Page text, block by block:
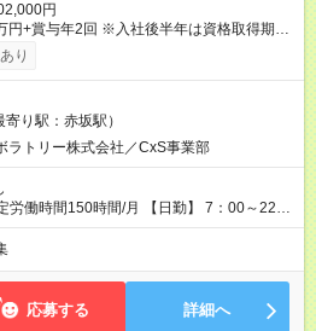
円
円+賞与年2回 ※入社後半年は資格取得期間
万円～になる場合がございます。 （保有資
入社］ 無
3年］ エリアリーダー・介護福祉士／月
目以降］ ジュニアコーディネー／月収
2ヶ月 雇用形態、給与は本採用時と同じで
り
り駅：赤坂駅）
ラトリー株式会社／CxS事業部
時間/月 【日勤】 7：00～22：
夜勤】 17：00～翌10：00
フトによるシ
応募する 詳細へ